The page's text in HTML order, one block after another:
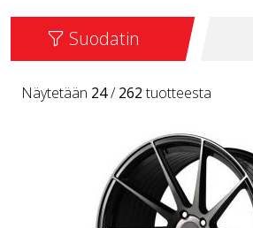
Suodatin
Näytetään 24/262tuotteesta